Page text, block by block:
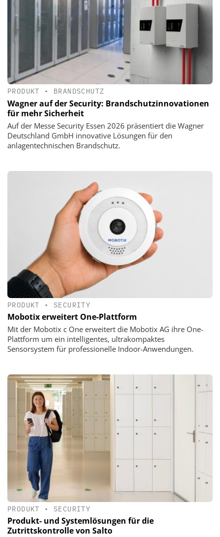
PRODUKT • BRANDSCHUTZ
Wagner auf der Security: Brandschutzinnovationen
für mehr Sicherheit
Auf der Messe Security Essen 2026 präsentiert die Wagner
Deutschland GmbH innovative Lösungen für den
anlagentechnischen Brandschutz.
PRODUKT • SECURITY
Mobotix erweitert One-Plattform
Mit der Mobotix c One erweitert die Mobotix AG ihre One-
Plattform um ein intelligentes, ultrakompaktes
Sensorsystem für professionelle Indoor-Anwendungen.
PRODUKT • SECURITY
Produkt- und Systemlösungen für die
Zutrittskontrolle von Salto